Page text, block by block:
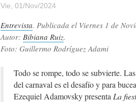
Vie, 01/Nov/2024
Entrevista. Publicada el Viernes 1 de
Autor: Bibiana Ruiz.
Foto: Guillermo Rodríguez Adami
Todo se rompe, todo se subvierte.
del carnaval es el desafío y para
Ezequiel Adamovsky presenta La